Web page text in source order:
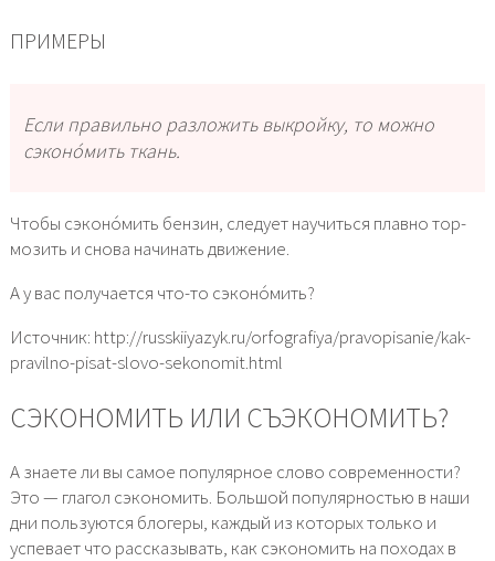
ПРИМЕРЫ
Если пра­виль­но раз­ло­жить выкрой­ку, то мож­но
сэконо́мить ткань.
Чтобы сэконо́мить бен­зин, сле­ду­ет научить­ся плав­но тор­
мо­зить и сно­ва начи­нать дви­же­ние.
А у вас полу­ча­ет­ся что-то сэконо́мить?
Источник: http://russkiiyazyk.ru/orfografiya/pravopisanie/kak-
pravilno-pisat-slovo-sekonomit.html
СЭКОНОМИТЬ ИЛИ СЪЭКОНОМИТЬ?
А знаете ли вы самое популярное слово современности?
Это — глагол сэкономить. Большой популярностью в наши
дни пользуются блогеры, каждый из которых только и
успевает что рассказывать, как сэкономить на походах в